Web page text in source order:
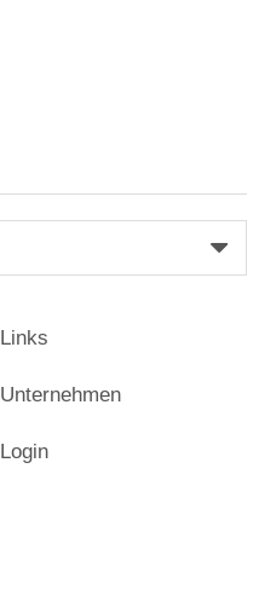
Links
Unternehmen
Login